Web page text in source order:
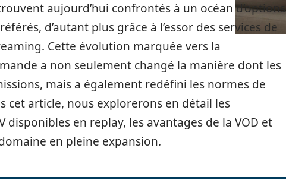
aujourd’hui confrontés à un océan d’options
d’autant plus grâce à l’essor des services de
Cette évolution marquée vers la
a non seulement changé la manière dont les
mais a également redéfini les normes de
cet article, nous explorerons en détail les
disponibles en replay, les avantages de la VOD et
en pleine expansion.